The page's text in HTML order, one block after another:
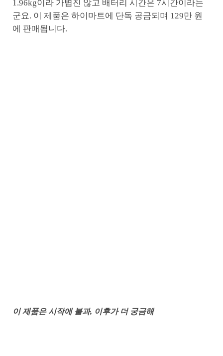
1.96kg이라 가볍진 않고 배터리 시간은 7시간이라는
군요. 이 제품은 하이마트에 단독 공금되며 129만 원
에 판매됩니다.
이 제품은 시작에 불과, 이후가 더 궁금해